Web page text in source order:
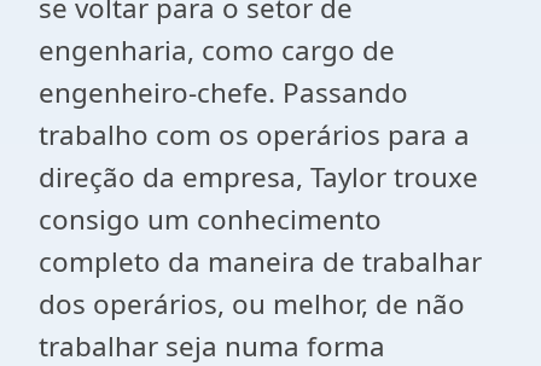
se voltar para o setor de
engenharia, como cargo de
engenheiro-chefe. Passando
trabalho com os operários para a
direção da empresa, Taylor trouxe
consigo um conhecimento
completo da maneira de trabalhar
dos operários, ou melhor, de não
trabalhar seja numa forma